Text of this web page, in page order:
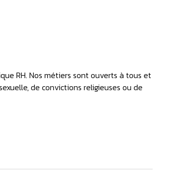
RH. Nos métiers sont ouverts à tous et
de convictions religieuses ou de